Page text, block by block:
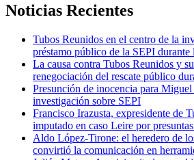
Noticias Recientes
Tubos Reunidos en el centro de la
préstamo público de la SEPI durante
La causa contra Tubos Reunidos y
renegociación del rescate público
Presunción de inocencia para
investigación sobre SEPI
Francisco Irazusta, expresidente de
imputado en caso Leire por
Aldo López-Tirone: el heredero de
convirtió la comunicación en